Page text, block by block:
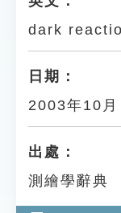
遊戲專區
教學應用
貓頭鷹博士
dark
日期：
2003年10月
出處：
測繪學辭典